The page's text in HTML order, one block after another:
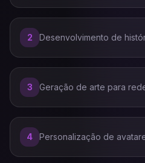
2 Desenvolvimento de
3 Geração de arte para
4 Personalização de